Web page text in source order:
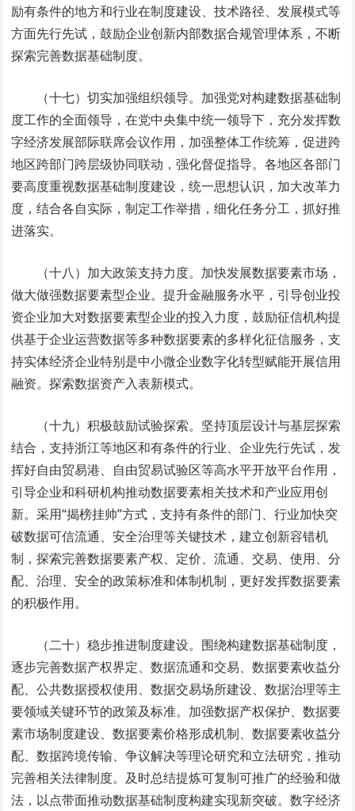
励有条件的地方和行业在制度建设、技术路径、发展模式等
方面先行先试，鼓励企业创新内部数据合规管理体系，不断
探索完善数据基础制度。
（十七）切实加强组织领导。加强党对构建数据基础制
度工作的全面领导，在党中央集中统一领导下，充分发挥数
字经济发展部际联席会议作用，加强整体工作统筹，促进跨
地区跨部门跨层级协同联动，强化督促指导。各地区各部门
要高度重视数据基础制度建设，统一思想认识，加大改革力
度，结合各自实际，制定工作举措，细化任务分工，抓好推
进落实。
（十八）加大政策支持力度。加快发展数据要素市场，
做大做强数据要素型企业。提升金融服务水平，引导创业投
资企业加大对数据要素型企业的投入力度，鼓励征信机构提
供基于企业运营数据等多种数据要素的多样化征信服务，支
持实体经济企业特别是中小微企业数字化转型赋能开展信用
融资。探索数据资产入表新模式。
（十九）积极鼓励试验探索。坚持顶层设计与基层探索
结合，支持浙江等地区和有条件的行业、企业先行先试，发
挥好自由贸易港、自由贸易试验区等高水平开放平台作用，
引导企业和科研机构推动数据要素相关技术和产业应用创
新。采用“揭榜挂帅”方式，支持有条件的部门、行业加快突
破数据可信流通、安全治理等关键技术，建立创新容错机
制，探索完善数据要素产权、定价、流通、交易、使用、分
配、治理、安全的政策标准和体制机制，更好发挥数据要素
的积极作用。
（二十）稳步推进制度建设。围绕构建数据基础制度，
逐步完善数据产权界定、数据流通和交易、数据要素收益分
配、公共数据授权使用、数据交易场所建设、数据治理等主
要领域关键环节的政策及标准。加强数据产权保护、数据要
素市场制度建设、数据要素价格形成机制、数据要素收益分
配、数据跨境传输、争议解决等理论研究和立法研究，推动
完善相关法律制度。及时总结提炼可复制可推广的经验和做
法，以点带面推动数据基础制度构建实现新突破。数字经济